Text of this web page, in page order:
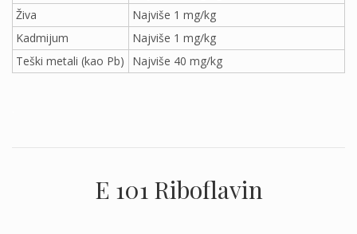
Živa
Najviše 1 mg/kg
Kadmijum
Najviše 1 mg/kg
Teški metali (kao Pb)
Najviše 40 mg/kg
E 101 Riboflavin